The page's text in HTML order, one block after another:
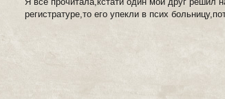
регистратуре,то его упекли в псих